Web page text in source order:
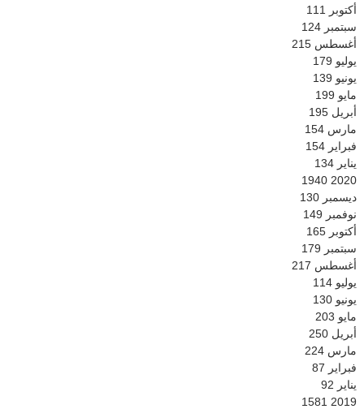
أكتوبر
111
سبتمبر 124
أغسطس 215
يوليو 179
يونيو 139
مايو 199
أبريل 195
مارس 154
فبراير 154
يناير 134
2020
1940
ديسمبر 130
نوفمبر 149
أكتوبر 165
سبتمبر 179
أغسطس 217
يوليو 114
يونيو 130
مايو 203
أبريل 250
مارس 224
فبراير 87
يناير 92
2019
1581